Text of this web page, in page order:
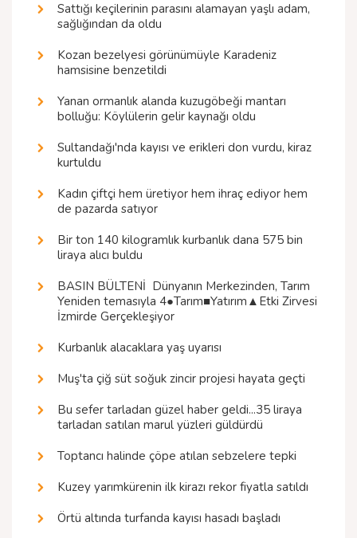
Sattığı keçilerinin parasını alamayan yaşlı adam,
sağlığından da oldu
Kozan bezelyesi görünümüyle Karadeniz
hamsisine benzetildi
Yanan ormanlık alanda kuzugöbeği mantarı
bolluğu: Köylülerin gelir kaynağı oldu
Sultandağı'nda kayısı ve erikleri don vurdu, kiraz
kurtuldu
Kadın çiftçi hem üretiyor hem ihraç ediyor hem
de pazarda satıyor
Bir ton 140 kilogramlık kurbanlık dana 575 bin
liraya alıcı buldu
BASIN BÜLTENİ  Dünyanın Merkezinden, Tarım
Yeniden temasıyla 4●Tarım■Yatırım▲Etki Zirvesi
İzmirde Gerçekleşiyor
Kurbanlık alacaklara yaş uyarısı
Muş'ta çiğ süt soğuk zincir projesi hayata geçti
Bu sefer tarladan güzel haber geldi...35 liraya
tarladan satılan marul yüzleri güldürdü
Toptancı halinde çöpe atılan sebzelere tepki
Kuzey yarımkürenin ilk kirazı rekor fiyatla satıldı
Örtü altında turfanda kayısı hasadı başladı